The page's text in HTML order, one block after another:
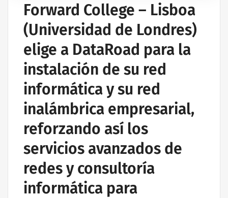
Forward College – Lisboa
(Universidad de Londres)
elige a DataRoad para la
instalación de su red
informática y su red
inalámbrica empresarial,
reforzando así los
servicios avanzados de
redes y consultoría
informática para